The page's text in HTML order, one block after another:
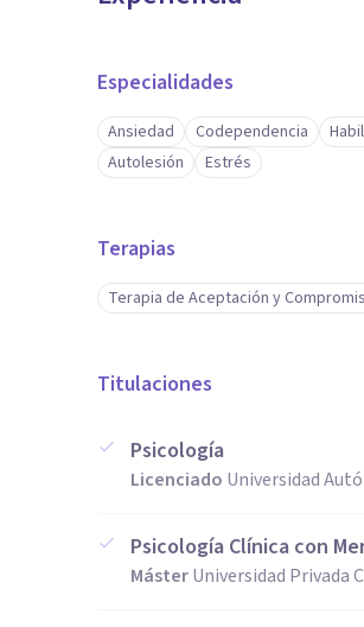
Especialidades
Ansiedad Codependencia
Autolesión
Estrés
Terapias
Terapia de Aceptación y
Titulaciones
Psicología
Licenciado Universidad
Psicología Clínica con
MásterUniversidad Privada